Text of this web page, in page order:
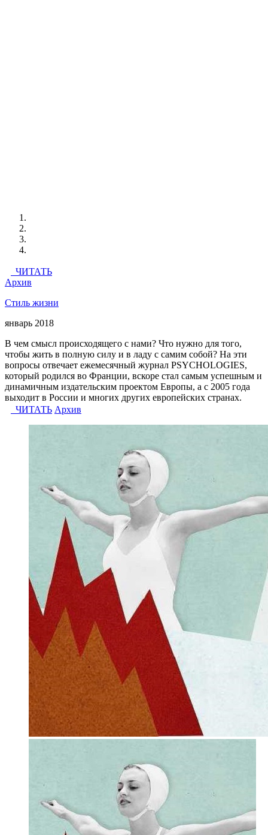
ЧИТАТЬ
Архив
Стиль жизни
январь 2018
В чем смысл происходящего с нами? Что нужно для того,
чтобы жить в полную силу и в ладу с самим собой? На эти
вопросы отвечает ежемесячный журнал PSYCHOLOGIES,
который родился во Франции, вскоре стал самым успешным и
динамичным издательским проектом Европы, а с 2005 года
выходит в России и многих других европейских странах.
ЧИТАТЬ Архив